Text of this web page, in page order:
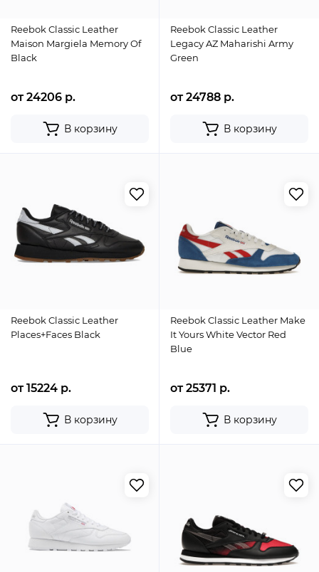
Reebok Classic Leather
Maison Margiela Memory Of
Black
от 24206 р.
В корзину
Reebok Classic Leather
Legacy AZ Maharishi Army
Green
от 24788 р.
В корзину
Reebok Classic Leather
Places+Faces Black
от 15224 р.
В корзину
Reebok Classic Leather Make
It Yours White Vector Red
Blue
от 25371 р.
В корзину